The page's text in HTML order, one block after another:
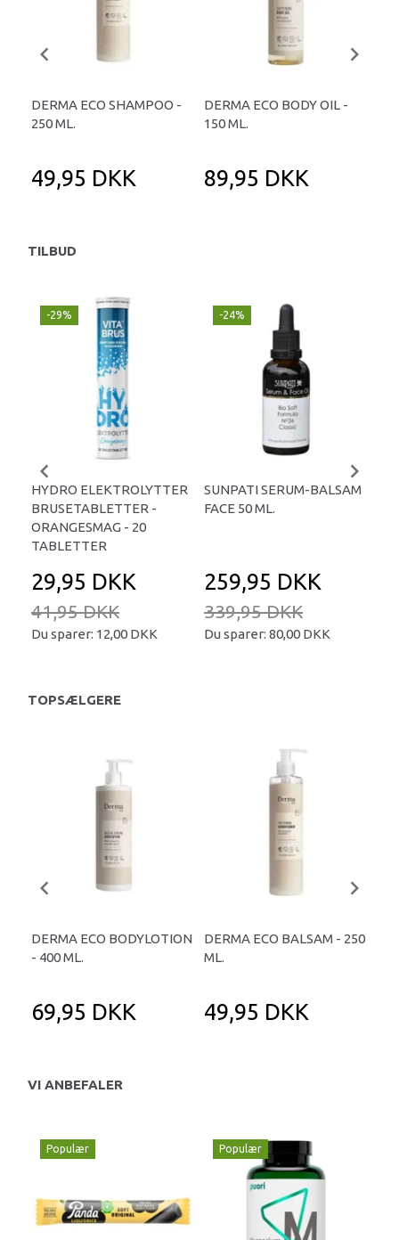
DERMA ECO SHAMPOO -
250 ML.
49,95 DKK
DERMA ECO BODY OIL -
150 ML.
89,95 DKK
TILBUD
-29%
HYDRO ELEKTROLYTTER
BRUSETABLETTER -
ORANGESMAG - 20
TABLETTER
29,95 DKK
41,95 DKK
Du sparer: 12,00 DKK
-24%
SUNPATI SERUM-BALSAM
FACE 50 ML.
259,95 DKK
339,95 DKK
Du sparer: 80,00 DKK
TOPSÆLGERE
DERMA ECO BODYLOTION
- 400 ML.
69,95 DKK
DERMA ECO BALSAM - 250
ML.
49,95 DKK
VI ANBEFALER
Populær Populær